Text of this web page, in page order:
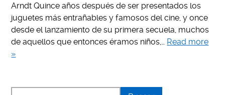
Arndt Quince años después de ser presentados los
juguetes más entrañables y famosos del cine, y once
desde el lanzamiento de su primera secuela, muchos
de aquellos que entonces éramos niños,… Read more
»